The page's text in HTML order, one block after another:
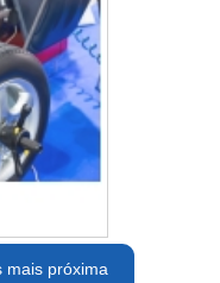
mais próxima